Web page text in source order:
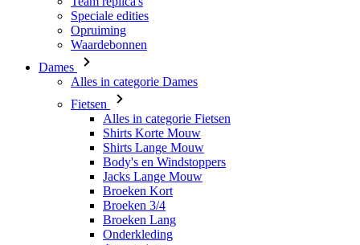
Alles in categorie Dames
Fietsen
Alles in categorie Fietsen
Shirts Lange Mouw
Body's en Windstoppers
Jacks Lange Mouw
Broeken Kort
Broeken 3/4
Broeken Lang
Onderkleding
Accessoires
Mutsen en Petten
Handschoenen
Sokken
Overig